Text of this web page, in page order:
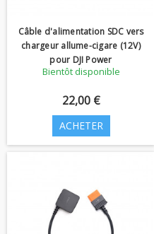
Câble d'alimentation SDC vers
chargeur allume-cigare (12V)
pour DJI Power
Bientôt disponible
22,00 €
ACHETER